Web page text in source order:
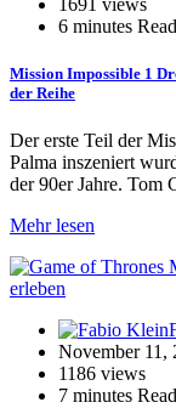
1691 views
6 minutes Read
Mission Impossible 1
der Reihe
Der erste Teil der
Palma inszeniert
der 90er Jahre.
Mehr lesen
November 11,
1186 views
7 minutes Read